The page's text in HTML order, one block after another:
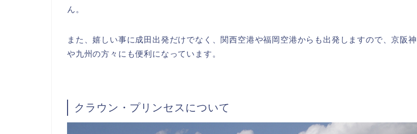
ん。
また、嬉しい事に成田出発だけでなく、関西空港や福岡空港からも出発しますので、京阪神
や九州の方々にも便利になっています。
クラウン・プリンセスについて